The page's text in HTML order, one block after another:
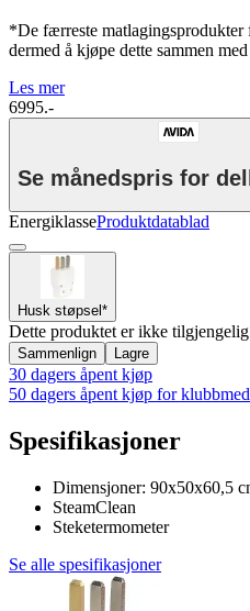
*De færreste matlagingsprodukter
dermed å kjøpe dette sammen
Les mer
6995.-
Se månedspris for
EnergiklasseProduktdatablad
Husk støpsel*
Dette produktet er ikke tilgjengelig
Sammenlign Lagre
30 dagers åpent kjøp
50 dagers åpent kjøp for
Spesifikasjoner
Dimensjoner: 90x50x60,5
SteamClean
Steketermometer
Se alle spesifikasjoner